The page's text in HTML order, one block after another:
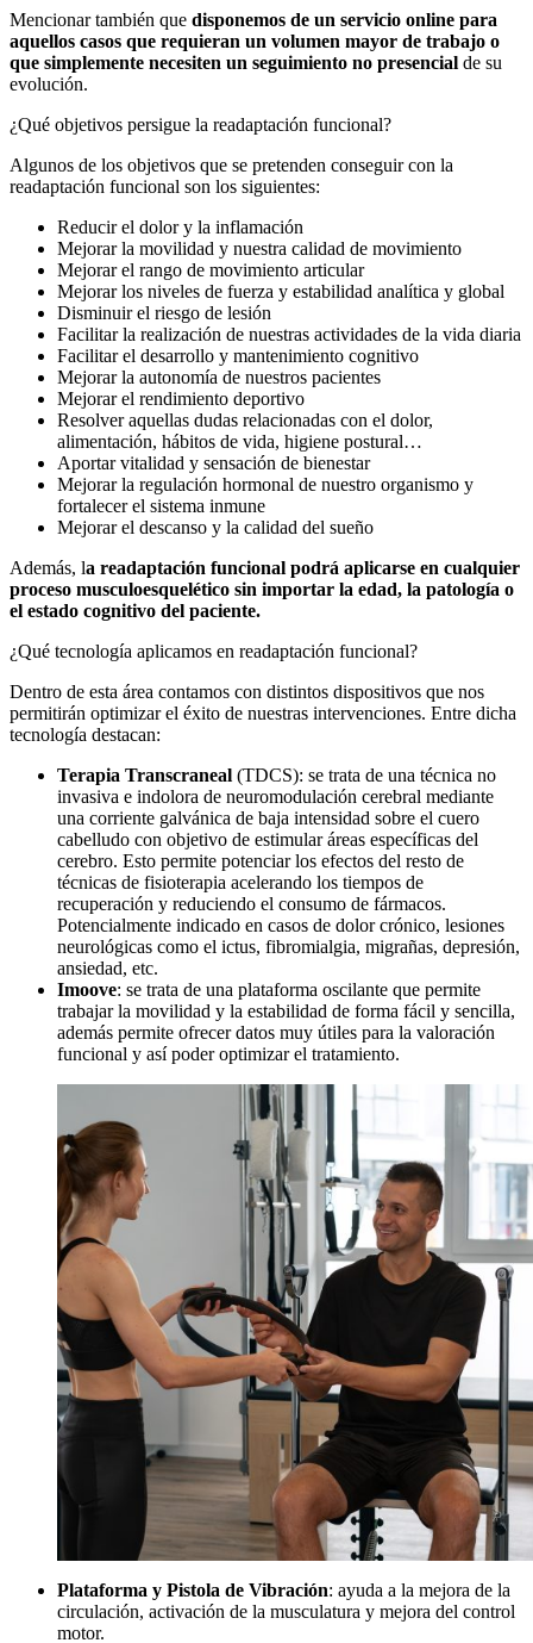
Mencionar también que disponemos de un servicio online para
aquellos casos que requieran un volumen mayor de trabajo o
que simplemente necesiten un seguimiento no presencial de su
evolución.
¿Qué objetivos persigue la readaptación funcional?
Algunos de los objetivos que se pretenden conseguir con la
readaptación funcional son los siguientes:
Reducir el dolor y la inflamación
Mejorar la movilidad y nuestra calidad de movimiento
Mejorar el rango de movimiento articular
Mejorar los niveles de fuerza y estabilidad analítica y global
Disminuir el riesgo de lesión
Facilitar la realización de nuestras actividades de la vida diaria
Facilitar el desarrollo y mantenimiento cognitivo
Mejorar la autonomía de nuestros pacientes
Mejorar el rendimiento deportivo
Resolver aquellas dudas relacionadas con el dolor,
alimentación, hábitos de vida, higiene postural…
Aportar vitalidad y sensación de bienestar
Mejorar la regulación hormonal de nuestro organismo y
fortalecer el sistema inmune
Mejorar el descanso y la calidad del sueño
Además, la readaptación funcional podrá aplicarse en cualquier
proceso musculoesquelético sin importar la edad, la patología o
el estado cognitivo del paciente.
¿Qué tecnología aplicamos en readaptación funcional?
Dentro de esta área contamos con distintos dispositivos que nos
permitirán optimizar el éxito de nuestras intervenciones. Entre dicha
tecnología destacan:
Terapia Transcraneal (TDCS): se trata de una técnica no
invasiva e indolora de neuromodulación cerebral mediante
una corriente galvánica de baja intensidad sobre el cuero
cabelludo con objetivo de estimular áreas específicas del
cerebro. Esto permite potenciar los efectos del resto de
técnicas de fisioterapia acelerando los tiempos de
recuperación y reduciendo el consumo de fármacos.
Potencialmente indicado en casos de dolor crónico, lesiones
neurológicas como el ictus, fibromialgia, migrañas, depresión,
ansiedad, etc.
Imoove: se trata de una plataforma oscilante que permite
trabajar la movilidad y la estabilidad de forma fácil y sencilla,
además permite ofrecer datos muy útiles para la valoración
funcional y así poder optimizar el tratamiento.
Plataforma y Pistola de Vibración: ayuda a la mejora de la
circulación, activación de la musculatura y mejora del control
motor.